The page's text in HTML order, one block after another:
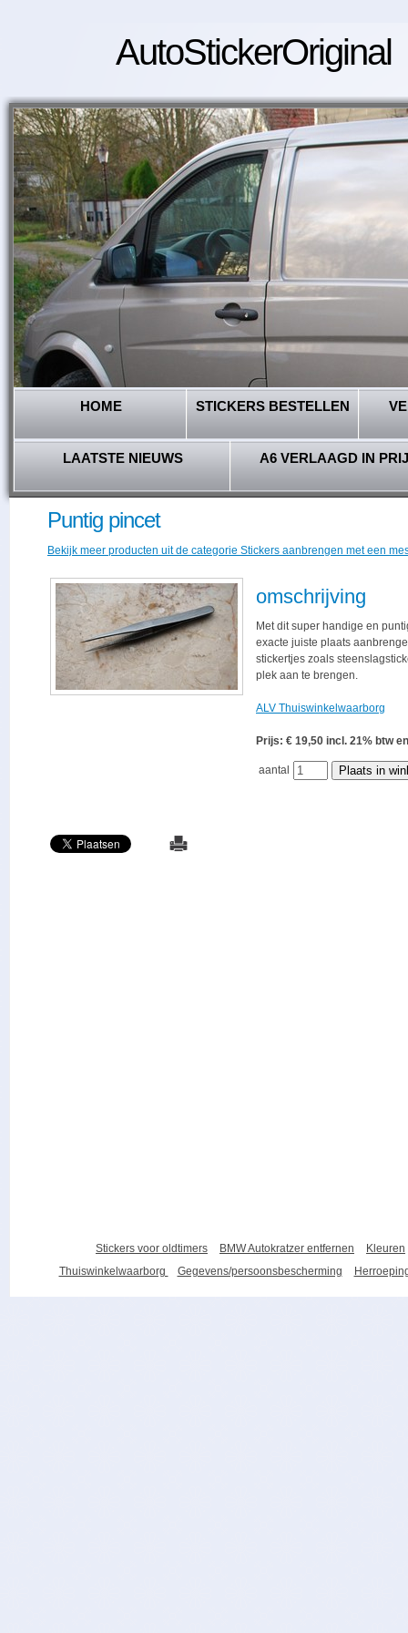
AutoStickerOriginal
HOME STICKERS BESTELLEN
LAATSTE NIEUWS A6 VERLAAGD IN
Puntig pincet
Bekijk meer producten uit de categorie Stickers aanbrengen met een
omschrijving
Met dit super handige en
exacte juiste plaats
stickertjes zoals
plek aan te brengen.
ALV Thuiswinkelwaarborg
Prijs: € 19,50 incl. 21% btw
aantal
Stickers voor oldtimers BMW Autokratzer entfernen
Kleuren
Thuiswinkelwaarborg
Gegevens/persoonsbescherming